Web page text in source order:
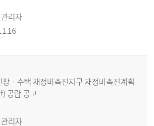
리자
창ㆍ수택 재정비촉진지구 재정비촉진계획
) 공람 공고
리자